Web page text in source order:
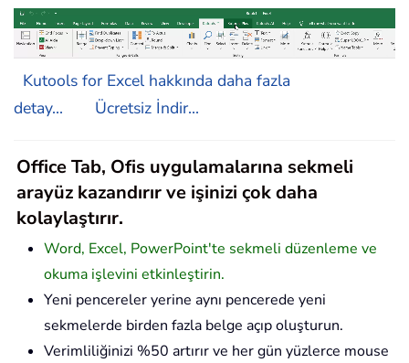
Kutools for Excel hakkında daha fazla
detay...
Ücretsiz İndir...
Office Tab, Ofis uygulamalarına sekmeli
arayüz kazandırır ve işinizi çok daha
kolaylaştırır.
Word, Excel, PowerPoint'te sekmeli düzenleme ve
okuma işlevini etkinleştirin.
Yeni pencereler yerine aynı pencerede yeni
sekmelerde birden fazla belge açıp oluşturun.
Verimliliğinizi %50 artırır ve her gün yüzlerce mouse